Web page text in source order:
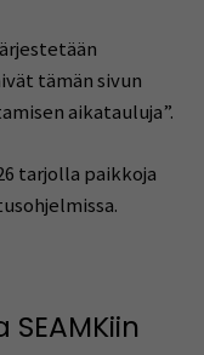
tämän sivun
aikatauluja”.
tarjolla paikkoja